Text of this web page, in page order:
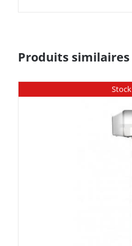
Produits similaires